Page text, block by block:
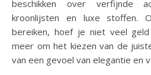
beschikken over verfijnde
kroonlijsten en luxe stoffen.
bereiken, hoef je niet veel
meer om het kiezen van de
van een gevoel van elegantie en